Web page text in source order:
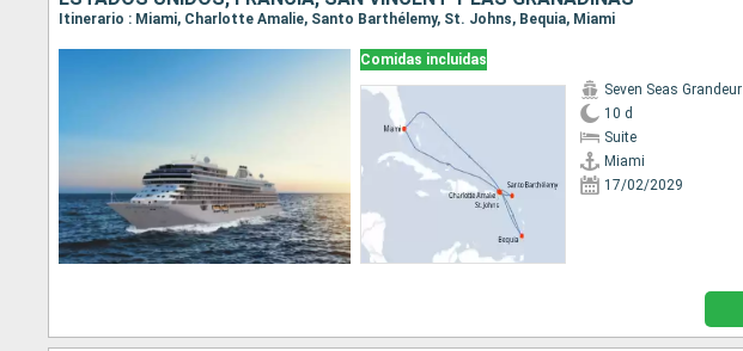
Itinerario : Miami, Charlotte Amalie, Santo Barthélemy, St. Johns, Bequia, Miami
Comidas incluidas
Seven Seas Grandeur
10 d
Suite
Miami
17/02/2029